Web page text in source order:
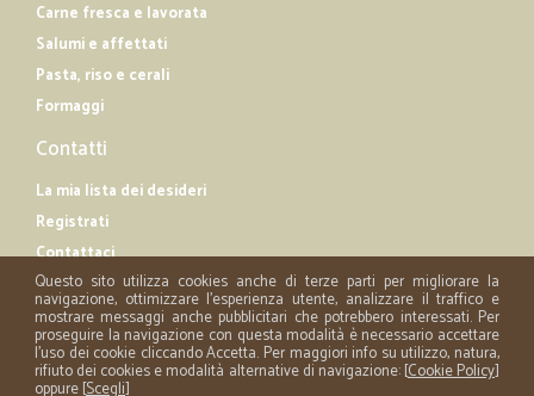
Carne fresca e lavorata
Salumi e affettati
Pasta, riso e cerali
Formaggi
Contatti
La mia lista dei desideri
Registrati
Contattaci
Questo sito utilizza cookies anche di terze parti per migliorare la
navigazione, ottimizzare l'esperienza utente, analizzare il traffico e
mostrare messaggi anche pubblicitari che potrebbero interessati. Per
proseguire la navigazione con questa modalità è necessario accettare
l'uso dei cookie cliccando Accetta. Per maggiori info su utilizzo, natura,
rifiuto dei cookies e modalità alternative di navigazione: [Cookie Policy]
oppure [Scegli]